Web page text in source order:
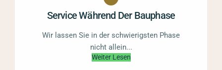
Service Während Der Bauphase
Wir lassen Sie in der schwierigsten Phase
nicht allein...
Weiter Lesen